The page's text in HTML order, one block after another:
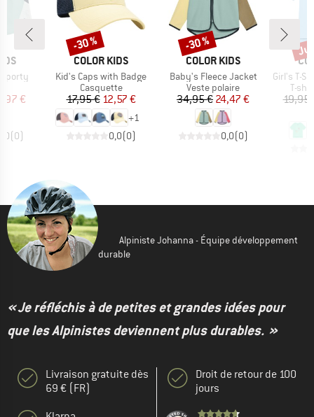
réduit
€
(0)
MARQUE
COLOR KIDS
Article
Kid's Caps with Badge
Product group
Casquette
Prix
17,95 €Prix réduit
12,57 €
+1
0,0(0)
Remise
-30 %
MARQUE
COLOR KIDS
Article
Baby's Fleece Jacket
Product group
Veste polaire
Prix
34,95 €Prix réduit
24,47 €
0,0(0)
Remise
-30 %
Article
Girl's T-
T-
19,95
Alpiniste Johanna - Équipe développement
durable
« Je réfléchis à de petites et grandes idées pour
que les Alpinistes deviennent plus durables. »
Livraison gratuite dès
69 € (FR)
Droit de retour de 100
jours